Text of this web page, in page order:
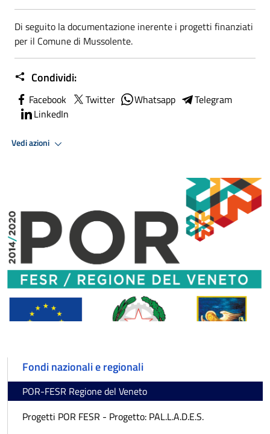
Di seguito la documentazione inerente i progetti finanziati
per il Comune di Mussolente.
Condividi:
Facebook Twitter Whatsapp
Telegram
LinkedIn
Vedi azioni
Fondi nazionali e regionali
POR-FESR Regione del Veneto
Progetti POR FESR - Progetto: PAL.L.A.D.E.S.